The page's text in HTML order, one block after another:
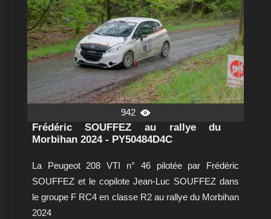
942 
Frédéric SOUFFEZ au rallye du
Morbihan 2024 - PY50484D4C
La Peugeot 208 VTI n° 46 pilotée par Frédéric
SOUFFEZ et le copilote Jean-Luc SOUFFEZ dans
le groupe F RC4 en classe R2 au rallye du Morbihan
2024